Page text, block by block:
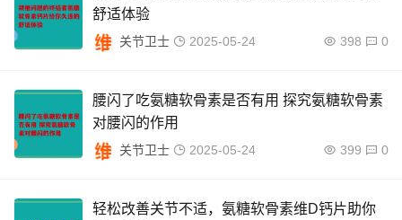
舒适体验
关节卫士 2025-05-24 398 0
腰闪了吃氨糖软骨素是否有用 探究氨糖软骨素
对腰闪的作用
关节卫士 2025-05-24 399 0
轻松改善关节不适，氨糖软骨素维D钙片助你